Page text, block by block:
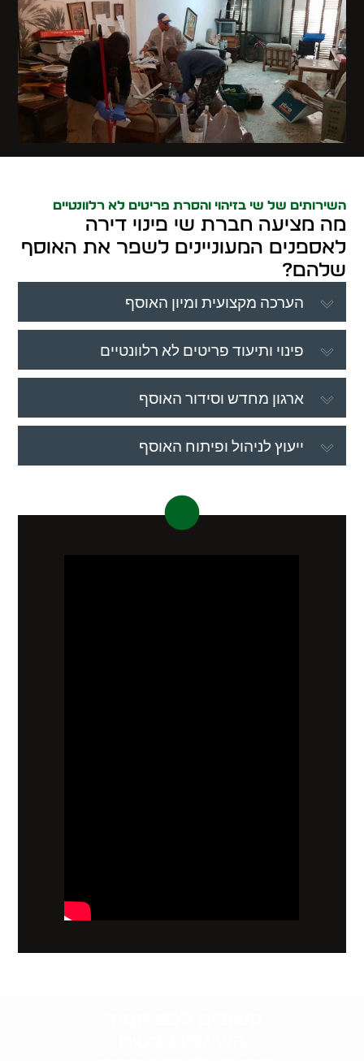
השירותים של שי בזיהוי והסרת פריטים לא רלוונטיים
מה מציעה חברת שי פינוי דירה
לאספנים המעוניינים לשפר את האוסף
שלהם?
הערכה מקצועית ומיון האוסף
פינוי ותיעוד פריטים לא רלוונטיים
ארגון מחדש וסידור האוסף
ייעוץ לניהול ופיתוח האוסף